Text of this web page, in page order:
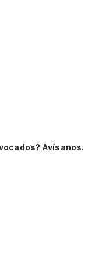
Avísanos.